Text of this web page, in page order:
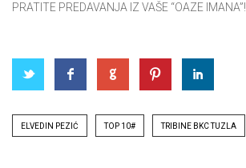
PRATITE PREDAVANJA IZ VAŠE “OAZE IMANA”!
Tags
ELVEDIN PEZIĆ TOP 10# TRIBINE BKC TUZLA